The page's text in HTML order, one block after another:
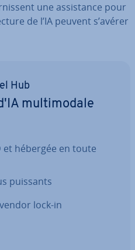
une as­sis­tance pour
de l’IA peuvent s’avérer
Hub
mul­ti­mo­dale
et hébergée en toute
puissants
lock-in